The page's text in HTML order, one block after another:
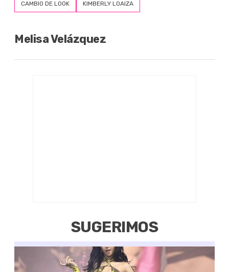
CAMBIO DE LOOK KIMBERLY LOAIZA
Melisa Velázquez
SUGERIMOS